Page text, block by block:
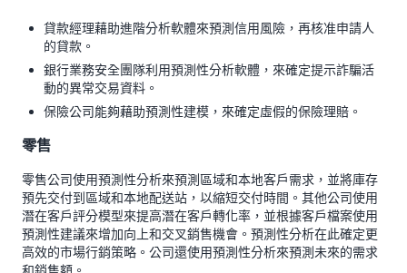
貸款經理藉助進階分析軟體來預測信用風險，再核准申請人
的貸款。
銀行業務安全團隊利用預測性分析軟體，來確定提示詐騙活
動的異常交易資料。
保險公司能夠藉助預測性建模，來確定虛假的保險理賠。
零售
零售公司使用預測性分析來預測區域和本地客戶需求，並將庫存
預先交付到區域和本地配送站，以縮短交付時間。其他公司使用
潛在客戶評分模型來提高潛在客戶轉化率，並根據客戶檔案使用
預測性建議來增加向上和交叉銷售機會。預測性分析在此確定更
高效的市場行銷策略。公司還使用預測性分析來預測未來的需求